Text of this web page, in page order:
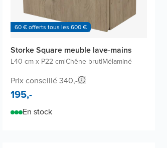
60 € offerts tous les 600 €
Storke Square meuble lave-mains
L40 cm x P22 cm|Chêne brut|Mélaminé
Prix conseillé 340,-
195,-
En stock